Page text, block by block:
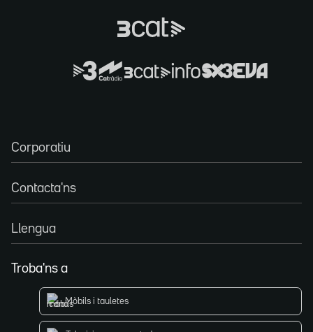
Corporatiu
Contacta'ns
Llengua
Troba'ns a
Mòbils i tauletes